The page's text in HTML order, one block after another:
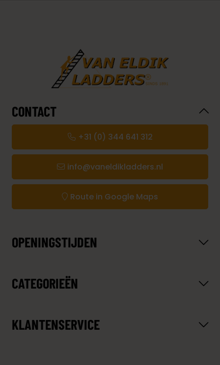
CONTACT
+31 (0) 344 641 312
info@vaneldikladders.nl
Route in Google Maps
OPENINGSTIJDEN
CATEGORIEËN
KLANTENSERVICE